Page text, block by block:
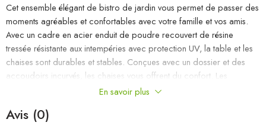
Cet ensemble élégant de bistro de jardin vous permet de passer des
moments agréables et confortables avec votre famille et vos amis.
Avec un cadre en acier enduit de poudre recouvert de résine
tressée résistante aux intempéries avec protection UV, la table et les
chaises sont durables et stables. Conçues avec un dossier et des
accoudoirs incurvés, les chaises vous offrent du confort. Les
coussins sont inclus pour plus de confort et la housse à fermeture
fabriqué en bois d’acacia massif avec un support résistant, facile à
En savoir plus
Avis (0)